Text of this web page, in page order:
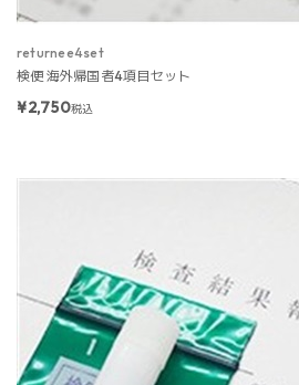
returnee4set
検便 海外帰国者4項目セット
¥2,750税込